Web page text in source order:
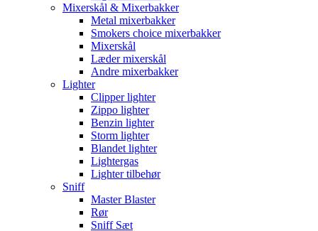
Mixerskål & Mixerbakker
Metal mixerbakker
Smokers choice mixerbakker
Mixerskål
Læder mixerskål
Andre mixerbakker
Lighter
Clipper lighter
Zippo lighter
Benzin lighter
Storm lighter
Blandet lighter
Lightergas
Lighter tilbehør
Sniff
Master Blaster
Rør
Sniff Sæt